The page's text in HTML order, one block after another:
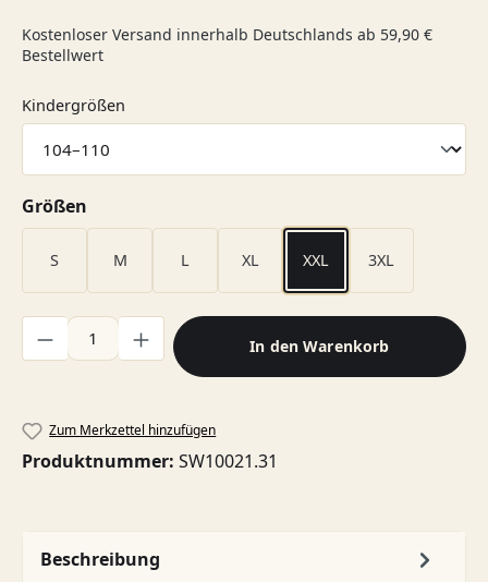
Kostenloser Versand innerhalb Deutschlands ab 59,90 €
Bestellwert
Kindergrößen
Größen
S M L XL XXL 3XL
Produkt Anzahl: Gib den gewünschten Wert ein oder
In den Warenkorb
Zum Merkzettel hinzufügen
Produktnummer: SW10021.31
Beschreibung